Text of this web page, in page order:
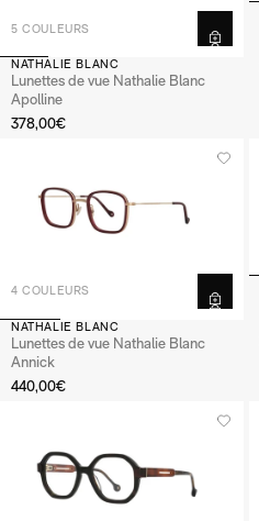
5 COULEURS
NATHALIE BLANC
Lunettes de vue Nathalie Blanc
Apolline
378,00€
4 COULEURS
NATHALIE BLANC
Lunettes de vue Nathalie Blanc
Annick
440,00€